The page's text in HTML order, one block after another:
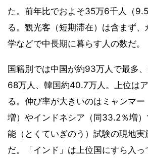
た。前年比でおよそ35万6千人（
る。観光客（短期滞在）は含まず、
学などで中長期に暮らす人の数だ。
国籍別では中国が約93万人で最多
68万人、韓国約40.7万人。上位は
る。伸び率が大きいのはミャンマ
増）やインドネシア（同33.2％増
能（とくていぎのう）試験の現地実
だ。「インド」は上位国にすら入っ